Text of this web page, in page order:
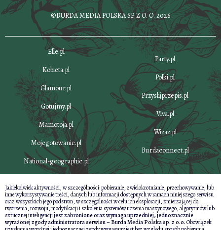
©BURDA MEDIA POLSKA SP. Z O. O. 2026
Elle.pl
Kobieta.pl
Glamour.pl
Gotujmy.pl
Mamotoja.pl
Mojegotowanie.pl
National-geographic.pl
Party.pl
Polki.pl
Przyslijprzepis.pl
Viva.pl
Wizaz.pl
Burdaconnect.pl
Jakiekolwiek aktywności, w szczególności: pobieranie, zwielokrotnianie, przechowywanie, lub
inne wykorzystywanie treści, danych lub informacji dostępnych w ramach niniejszego serwisu
oraz wszystkich jego podstron, w szczególności w celu ich eksploracji, zmierzającej do
tworzenia, rozwoju, modyfikacji i szkolenia systemów uczenia maszynowego, algorytmów lub
sztucznej inteligencjijest zabronione oraz wymaga uprzedniej, jednoznacznie
wyrażonej zgody administratora serwisu – Burda Media Polska sp. z o.o.Obowiązek